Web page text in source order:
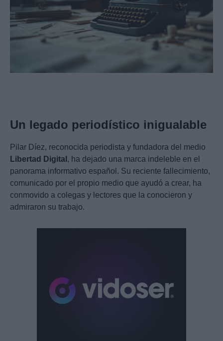
Un legado periodístico inigualable
Pilar Díez, reconocida periodista y fundadora del medio
Libertad Digital , ha dejado una marca indeleble en el
panorama informativo español. Su reciente fallecimiento,
comunicado por el propio medio que ayudó a crear, ha
conmovido a colegas y lectores que la conocieron y
admiraron su trabajo.